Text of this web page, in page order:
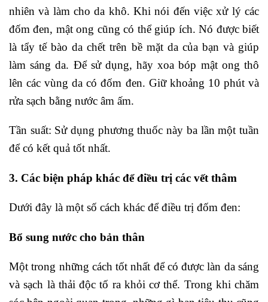
nhiên và làm cho da khô. Khi nói đến việc xử lý các
đốm đen, mật ong cũng có thể giúp ích. Nó được biết
là tẩy tế bào da chết trên bề mặt da của bạn và giúp
làm sáng da. Để sử dụng, hãy xoa bóp mật ong thô
lên các vùng da có đốm đen. Giữ khoảng 10 phút và
rửa sạch bằng nước âm ấm.
Tần suất: Sử dụng phương thuốc này ba lần một tuần
để có kết quả tốt nhất.
3. Các biện pháp khác để điều trị các vết thâm
Dưới đây là một số cách khác để điều trị đốm đen:
Bổ sung nước cho bản thân
Một trong những cách tốt nhất để có được làn da sáng
và sạch là thải độc tố ra khỏi cơ thể. Trong khi chăm